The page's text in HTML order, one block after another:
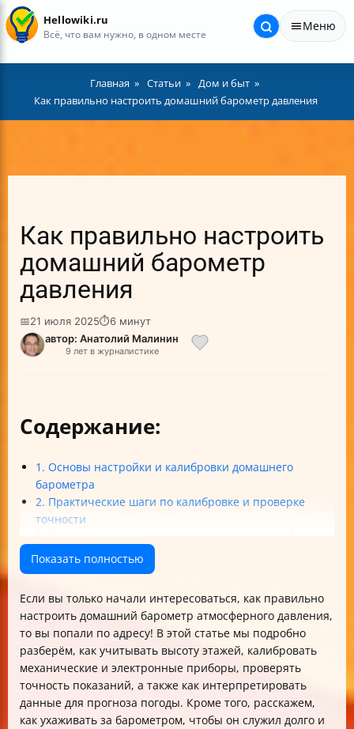
Hellowiki.ru
Всё, что вам нужно, в одном месте
Меню
Главная Статьи
Дом и быт
Как правильно настроить домашний барометр давления
Как правильно настроить
домашний барометр
давления
📅21 июля 2025⏱6 минут
автор: Анатолий Малинин
9 лет в журналистике
Содержание:
1. Основы настройки и калибровки домашнего
барометра
2. Практические шаги по калибровке и проверке
точности
барометра
4. Уход, эксплуатация и предотвращение ошибок
Показать полностью
Если вы только начали интересоваться, как правильно
настроить домашний барометр атмосферного давления,
то вы попали по адресу! В этой статье мы подробно
разберём, как учитывать высоту этажей, калибровать
механические и электронные приборы, проверять
точность показаний, а также как интерпретировать
данные для прогноза погоды. Кроме того, расскажем,
как ухаживать за барометром, чтобы он служил долго и